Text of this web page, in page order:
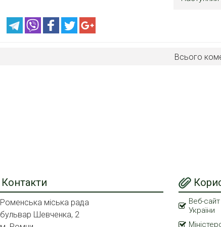
Всього
Контакти
Роменська міська рада
бульвар Шевченка, 2
Веб-
України